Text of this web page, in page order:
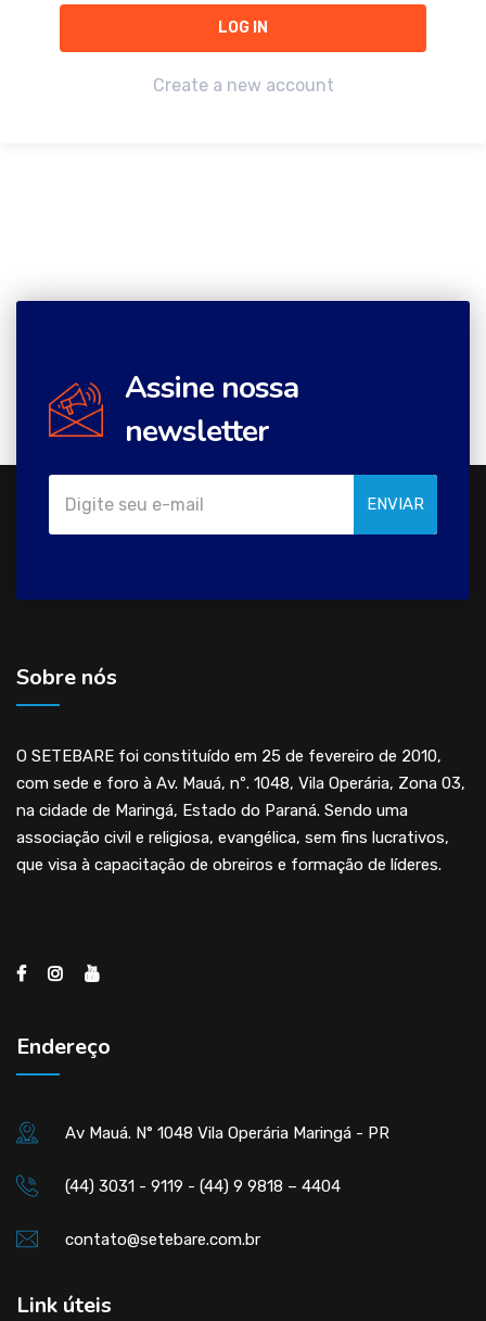
Create a new account
Assine nossa
newsletter
ENVIAR
Sobre nós
O SETEBARE foi constituído em 25 de fevereiro de 2010,
com sede e foro à Av. Mauá, nº. 1048, Vila Operária, Zona 03,
na cidade de Maringá, Estado do Paraná. Sendo uma
associação civil e religiosa, evangélica, sem fins lucrativos,
que visa à capacitação de obreiros e formação de líderes.
Endereço
Av Mauá. N° 1048 Vila Operária Maringá - PR
(44) 3031 - 9119 - (44) 9 9818 – 4404
contato@setebare.com.br
Link úteis